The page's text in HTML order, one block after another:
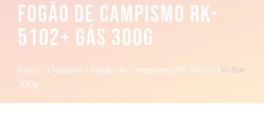
FOGÃO DE CAMPISMO RK-
5102+ GÁS 300G
Início / Outdoor / Fogão de Campismo RK-5102+ Gás
300g
Voltar